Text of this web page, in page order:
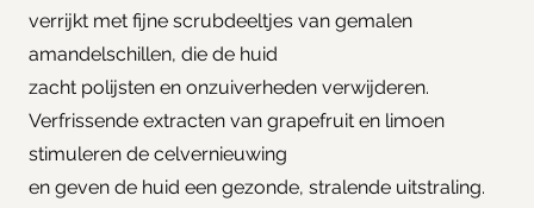
verrijkt met fijne scrubdeeltjes van gemalen
amandelschillen, die de huid
zacht polijsten en onzuiverheden verwijderen.
Verfrissende extracten van grapefruit en limoen
stimuleren de celvernieuwing
en geven de huid een gezonde, stralende uitstraling.